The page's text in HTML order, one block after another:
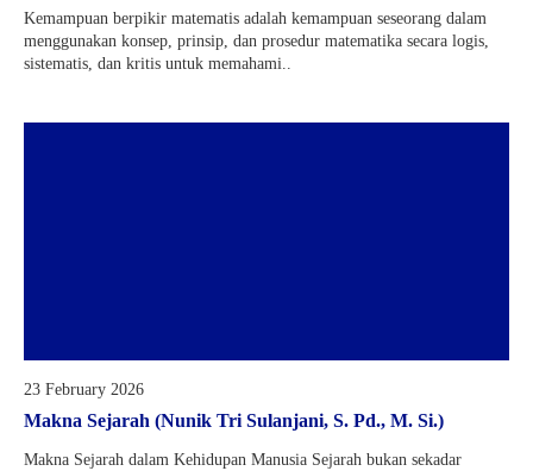
Kemampuan berpikir matematis adalah kemampuan seseorang dalam
menggunakan konsep, prinsip, dan prosedur matematika secara logis,
sistematis, dan kritis untuk memahami..
23 February 2026
Makna Sejarah (Nunik Tri Sulanjani, S. Pd., M. Si.)
Makna Sejarah dalam Kehidupan Manusia Sejarah bukan sekadar